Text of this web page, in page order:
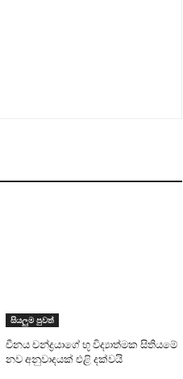
සියලුම පුවත්
චීනය චන්ද්‍රයාගේ භූ විද්‍යාත්මක සිතියමේ
නව අනුවාදයක් එළි දක්වයි